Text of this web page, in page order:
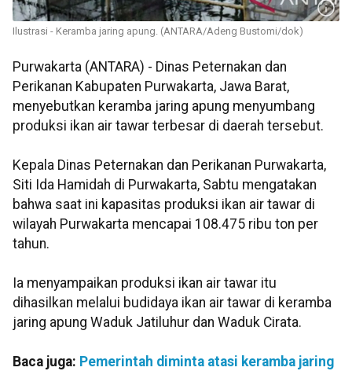
Ilustrasi - Keramba jaring apung. (ANTARA/Adeng Bustomi/dok)
Purwakarta (ANTARA) - Dinas Peternakan dan
Perikanan Kabupaten Purwakarta, Jawa Barat,
menyebutkan keramba jaring apung menyumbang
produksi ikan air tawar terbesar di daerah tersebut.
Kepala Dinas Peternakan dan Perikanan Purwakarta,
Siti Ida Hamidah di Purwakarta, Sabtu mengatakan
bahwa saat ini kapasitas produksi ikan air tawar di
wilayah Purwakarta mencapai 108.475 ribu ton per
tahun.
Ia menyampaikan produksi ikan air tawar itu
dihasilkan melalui budidaya ikan air tawar di keramba
jaring apung Waduk Jatiluhur dan Waduk Cirata.
Baca juga: Pemerintah diminta atasi keramba jaring